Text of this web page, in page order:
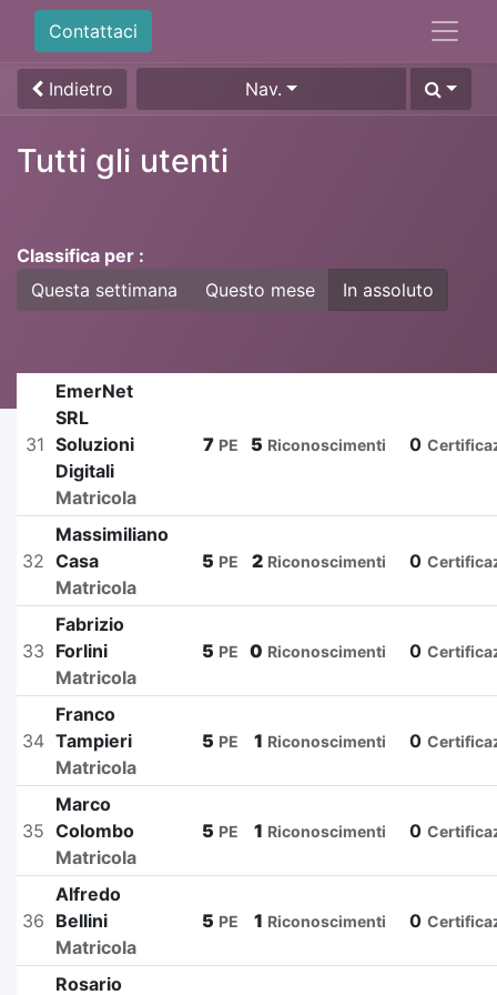
Contattaci
Indietro Nav.
Tutti gli utenti
Classifica per :
Questa settimana
Questo mese In assoluto
31
EmerNet
SRL
Soluzioni
Digitali
Matricola
7 PE 5 Riconoscimenti 0
32
Massimiliano
Casa
Matricola
5 PE 2 Riconoscimenti 0
33
Fabrizio
Forlini
Matricola
5 PE 0 Riconoscimenti 0
34
Franco
Tampieri
Matricola
5 PE 1 Riconoscimenti 0
35
Marco
Colombo
Matricola
5 PE 1 Riconoscimenti 0
36
Alfredo
Bellini
Matricola
5 PE 1 Riconoscimenti 0
Rosario